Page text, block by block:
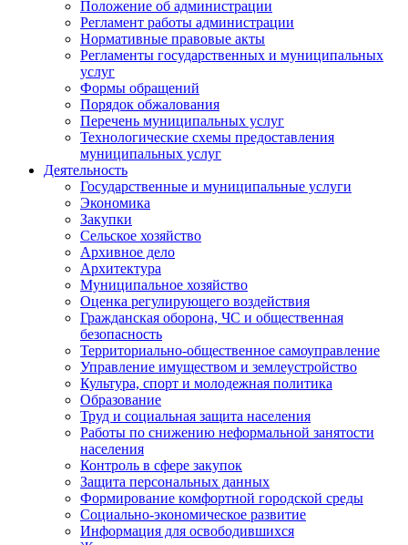
Положение об администрации
Регламент работы администрации
Нормативные правовые акты
Регламенты государственных и муниципальных
услуг
Формы обращений
Порядок обжалования
Перечень муниципальных услуг
Технологические схемы предоставления
муниципальных услуг
Деятельность
Государственные и муниципальные услуги
Экономика
Закупки
Сельское хозяйство
Архивное дело
Архитектура
Муниципальное хозяйство
Оценка регулирующего воздействия
Гражданская оборона, ЧС и общественная
безопасность
Территориально-общественное самоуправление
Управление имуществом и землеустройство
Культура, спорт и молодежная политика
Образование
Труд и социальная защита населения
Работы по снижению неформальной занятости
населения
Контроль в сфере закупок
Защита персональных данных
Формирование комфортной городской среды
Социально-экономическое развитие
Информация для освободившихся